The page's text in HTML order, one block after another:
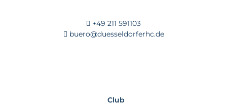
+49 211 591103
buero@duesseldorferhc.de
Club